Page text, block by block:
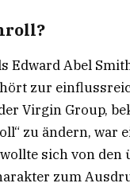
Edward Abel
zur
Virgin Group,
zu ändern,
sich von den
zum